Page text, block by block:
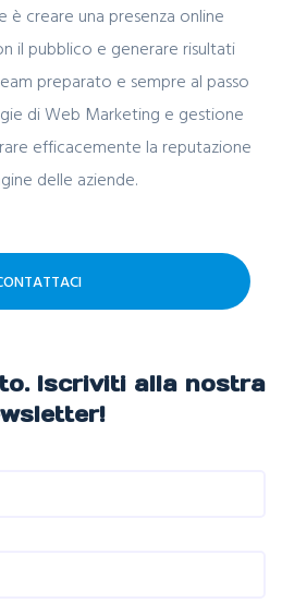
creare una presenza online
il pubblico e generare risultati
preparato e sempre al passo
di Web Marketing e gestione
efficacemente la reputazione
delle aziende.
Iscriviti alla nostra